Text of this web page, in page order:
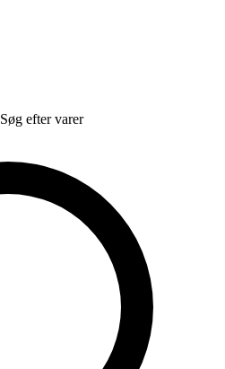
Søg efter varer